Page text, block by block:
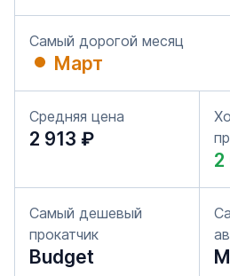
Самый дорогой месяц
Март
Средняя цена
2 913 ₽
2
Самый дешевый
прокатчик
Budget